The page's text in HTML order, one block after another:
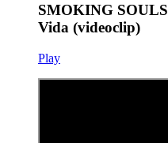
SMOKING SOULS
Vida (videoclip)
Play